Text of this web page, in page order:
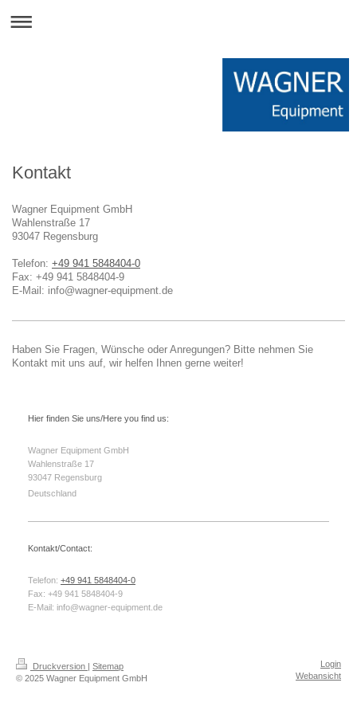
Kontakt
Wagner Equipment GmbH
Wahlenstraße 17
93047 Regensburg
Telefon: +49 941 5848404-0
Fax: +49 941 5848404-9
E-Mail: info@wagner-equipment.de
Haben Sie Fragen, Wünsche oder Anregungen? Bitte nehmen Sie
Kontakt mit uns auf, wir helfen Ihnen gerne weiter!
Hier finden Sie uns/Here you find us:
Wagner Equipment GmbH
Wahlenstraße 17
93047 Regensburg
Deutschland
Kontakt/Contact:
Telefon: +49 941 5848404-0
Fax: +49 941 5848404-9
E-Mail: info@wagner-equipment.de
Druckversion
Sitemap
© 2025 Wagner Equipment GmbH
Login
Webansicht